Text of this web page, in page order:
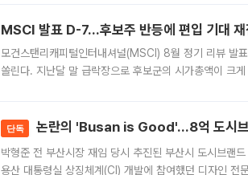
MSCI 발표 D-7…후보주 반등에 편입 기대 재
모건스탠리캐피털인터내셔널(MSCI) 8월 정기 리뷰 발
쏠린다. 지난달 말 급락장으로 후보군의 시가총액이 크
단독 논란의 'Busan is Good'…8억 도시브
박형준 전 부산시장 재임 당시 추진된 부산시 도시브랜
용산 대통령실 상징체계(CI) 개발에 참여했던 디자인